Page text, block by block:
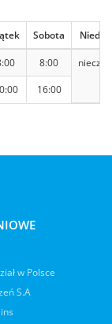
Sobota
8:00
16:00
w Polsce
S.A